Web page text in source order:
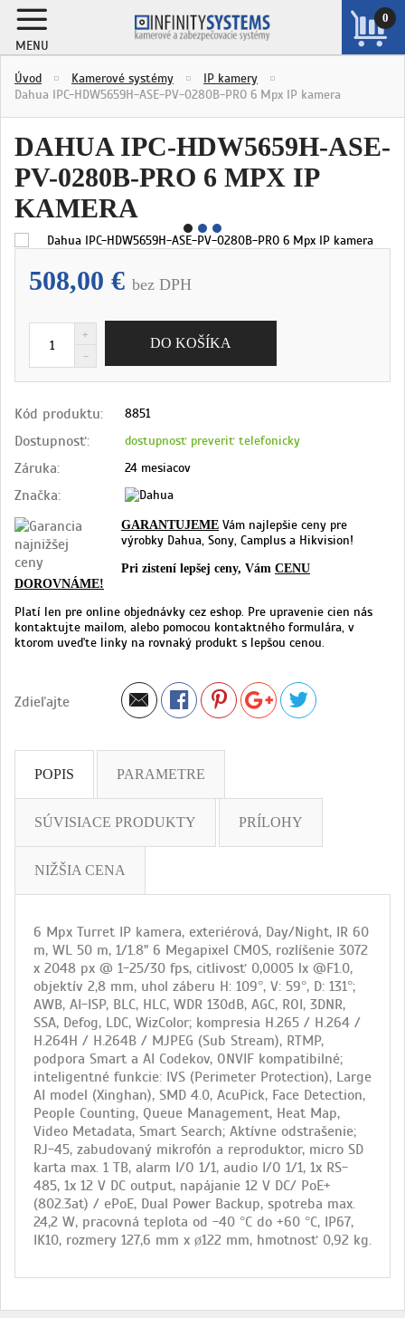
MENU
0
Úvod Kamerové systémy
IP kamery
Dahua IPC-HDW5659H-ASE-PV-0280B-PRO 6 Mpx IP kamera
DAHUA IPC-HDW5659H-ASE-
PV-0280B-PRO 6 MPX IP
KAMERA
508,00 € bez DPH
Kód produktu: 8851
Dostupnosť: dostupnosť preveriť telefonicky
Záruka: 24 mesiacov
Značka:
GARANTUJEME Vám najlepšie ceny pre
výrobky Dahua, Sony, Camplus a Hikvision!
Pri zistení lepšej ceny, Vám CENU
DOROVNÁME!
Platí len pre online objednávky cez eshop. Pre upravenie cien nás
kontaktujte mailom, alebo pomocou kontaktného formulára, v
ktorom uveďte linky na rovnaký produkt s lepšou cenou.
Zdieľajte
POPIS PARAMETRE
SÚVISIACE PRODUKTY PRÍLOHY
NIŽŠIA CENA
6 Mpx Turret IP kamera, exteriérová, Day/Night, IR 60
m, WL 50 m, 1/1.8" 6 Megapixel CMOS, rozlíšenie 3072
x 2048 px @ 1-25/30 fps, citlivosť 0,0005 lx @F1.0,
objektív 2,8 mm, uhol záberu H: 109°, V: 59°, D: 131°;
AWB, AI-ISP, BLC, HLC, WDR 130dB, AGC, ROI, 3DNR,
SSA, Defog, LDC, WizColor; kompresia H.265 / H.264 /
H.264H / H.264B / MJPEG (Sub Stream), RTMP,
podpora Smart a AI Codekov, ONVIF kompatibilné;
inteligentné funkcie: IVS (Perimeter Protection), Large
AI model (Xinghan), SMD 4.0, AcuPick, Face Detection,
People Counting, Queue Management, Heat Map,
Video Metadata, Smart Search; Aktívne odstrašenie;
RJ-45, zabudovaný mikrofón a reproduktor, micro SD
karta max. 1 TB, alarm I/O 1/1, audio I/O 1/1, 1x RS-
485, 1x 12 V DC output, napájanie 12 V DC/ PoE+
(802.3at) / ePoE, Dual Power Backup, spotreba max.
24,2 W, pracovná teplota od -40 °C do +60 °C, IP67,
IK10, rozmery 127,6 mm x ø122 mm, hmotnosť 0,92 kg.